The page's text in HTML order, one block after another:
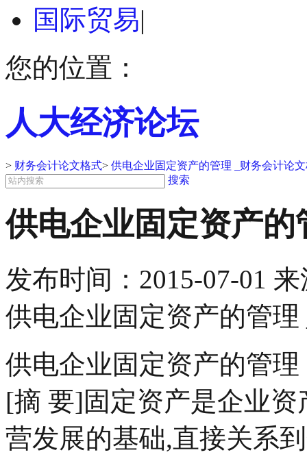
国际贸易|
您的位置：
人大经济论坛
> 财务会计论文格式> 供电企业固定资产的管理 _财务会计论
搜索
供电企业固定资产
发布时间： 2015-07-01 来
供电企业固定资产的管
供电企业固定资产的管理
[摘 要]固定资产是企业
营发展的基础,直接关系